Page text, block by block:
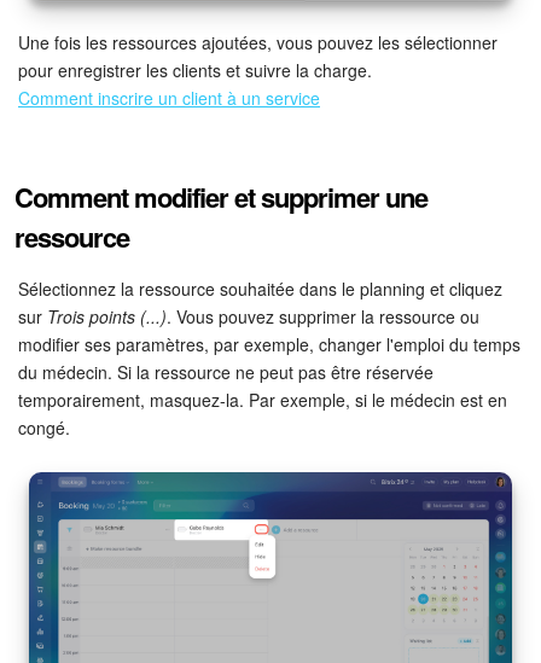
Une fois les ressources ajoutées, vous pouvez les sélectionner
pour enregistrer les clients et suivre la charge.
Comment inscrire un client à un service
Comment modifier et supprimer une
ressource
Sélectionnez la ressource souhaitée dans le planning et cliquez
sur Trois points (...). Vous pouvez supprimer la ressource ou
modifier ses paramètres, par exemple, changer l'emploi du temps
du médecin. Si la ressource ne peut pas être réservée
temporairement, masquez-la. Par exemple, si le médecin est en
congé.